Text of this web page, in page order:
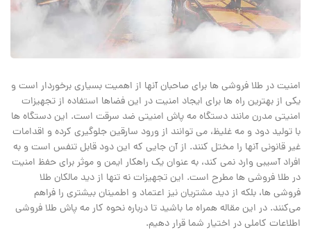
امنیت در طلا فروشی ‌ها برای صاحبان آنها از اهمیت بسیاری برخوردار است و
یکی از بهترین راه‌ ها برای ایجاد امنیت در این فضاها استفاده از تجهیزات
امنیتی مدرن مانند دستگاه مه پاش امنیتی ضد سرقت است. این دستگاه‌ ها
با تولید دود و مه غلیظ، می‌ توانند از ورود سارقین جلوگیری کرده و اقدامات
غیر قانونی آنها را مختل کنند. از آن‌ جایی که این دود قابل تنفس است و به
افراد آسیبی وارد نمی‌ کند، به عنوان یک راهکار ایمن و موثر برای حفظ امنیت
در طلا فروشی ‌ها مطرح است. این تجهیزات نه تنها از دید مالکان طلا
فروشی ها، بلکه از دید مشتریان نیز اعتماد و اطمینان بیشتری را فراهم
می‌کنند. در این مقاله همراه ما باشید تا درباره نحوه کار مه پاش طلا فروشی
اطلاعات کاملی در اختیار شما قرار دهیم.